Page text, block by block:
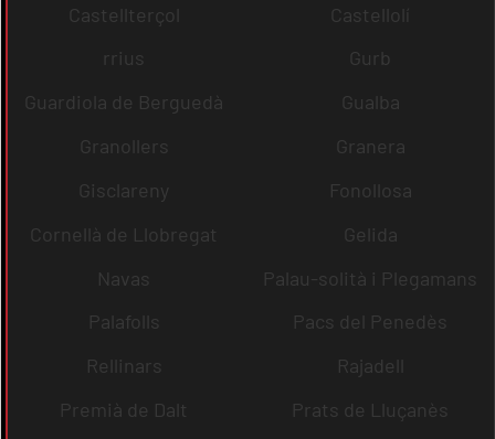
Castellterçol
Castellolí
rrius
Gurb
Guardiola de Berguedà
Gualba
Granollers
Granera
Gisclareny
Fonollosa
Cornellà de Llobregat
Gelida
Navas
Palau-solità i Plegamans
Palafolls
Pacs del Penedès
Rellinars
Rajadell
Premià de Dalt
Prats de Lluçanès